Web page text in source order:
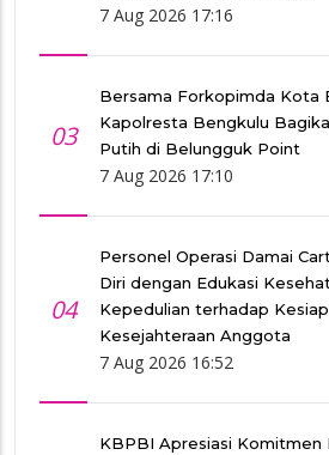
7 Aug 2026 17:16
03
Bersama Forkopimda Kota
Kapolresta Bengkulu
Putih di Belungguk Point
7 Aug 2026 17:10
04
Personel Operasi Damai
Diri dengan Edukasi
Kepedulian terhadap
Kesejahteraan Anggota
7 Aug 2026 16:52
KBPBI Apresiasi Komitmen